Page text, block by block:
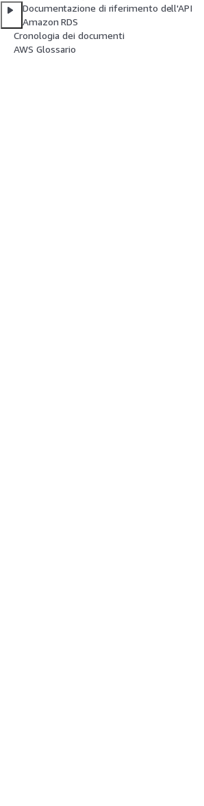
Documentazione di riferimento dell'API
Amazon RDS
Cronologia dei documenti
AWS Glossario